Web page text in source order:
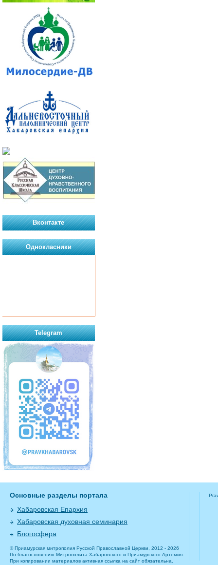
Вконтакте
Однокласники
Telegram
Основные разделы портала
Хабаровская Епархия
Хабаровская духовная семинария
Блогосфера
© Приамурская митрополия Русской Православной Церкви, 2012 - 2026
По благословению Митрополита Хабаровского и Приамурского Артемия.
При копировании материалов активная ссылка на сайт обязательна.